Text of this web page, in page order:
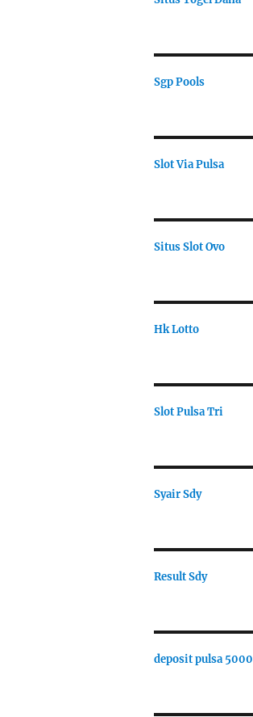
Sgp Pools
Slot Via Pulsa
Situs Slot Ovo
Hk Lotto
Slot Pulsa Tri
Syair Sdy
Result Sdy
deposit pulsa 5000